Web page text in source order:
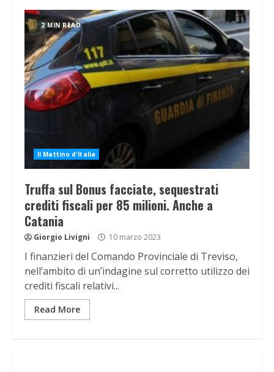
2 MIN READ
Il Mattino d'Italia
Truffa sul Bonus facciate, sequestrati
crediti fiscali per 85 milioni. Anche a
Catania
Giorgio Livigni 10 marzo 2023
I finanzieri del Comando Provinciale di Treviso,
nell’ambito di un’indagine sul corretto utilizzo dei
crediti fiscali relativi...
Read More